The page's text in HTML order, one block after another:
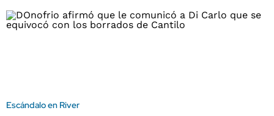
Escándalo en River